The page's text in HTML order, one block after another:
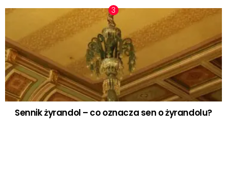
Sennik żyrandol – co oznacza sen o żyrandolu?